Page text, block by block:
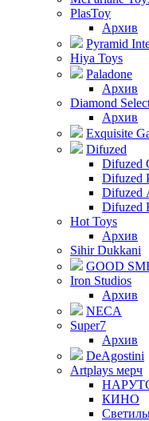
PlasToy
Архив
Pyramid
Hiya Toys
Paladone
Архив
Diamond
Архив
Exquisite
Difuzed
Difuzed
Difuzed
Difuzed
Difuzed
Hot Toys
Архив
Sihir Dukkani
GOOD
Iron Studios
Архив
NECA
Super7
Архив
DeAgostini
Artplays мерч
КИНО